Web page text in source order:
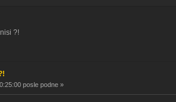
?!
posle podne »